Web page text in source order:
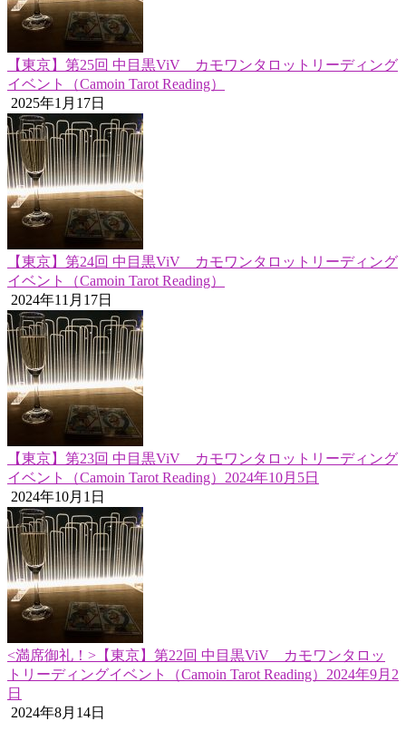
【東京】第25回 中目黒ViV カモワンタロットリーディング
イベント（Camoin Tarot Reading）
2025年1月17日
【東京】第24回 中目黒ViV カモワンタロットリーディング
イベント（Camoin Tarot Reading）
2024年11月17日
【東京】第23回 中目黒ViV カモワンタロットリーディング
イベント（Camoin Tarot Reading）2024年10月5日
2024年10月1日
<満席御礼！>【東京】第22回 中目黒ViV カモワンタロッ
トリーディングイベント（Camoin Tarot Reading）2024年9月2
日
2024年8月14日